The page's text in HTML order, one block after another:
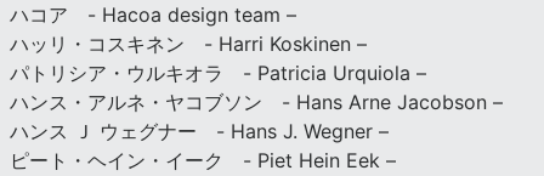
ハコア - Hacoa design team –
ハッリ・コスキネン - Harri Koskinen –
パトリシア・ウルキオラ - Patricia Urquiola –
ハンス・アルネ・ヤコブソン - Hans Arne Jacobson –
ハンス Ｊ ウェグナー - Hans J. Wegner –
ピート・ヘイン・イーク - Piet Hein Eek –